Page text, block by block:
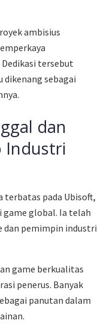
ambisius
tersebut
dikenang sebagai
dan
Industri
terbatas pada Ubisoft,
game global. Ia telah
dan pemimpin industri
game berkualitas
penerus. Banyak
panutan dalam